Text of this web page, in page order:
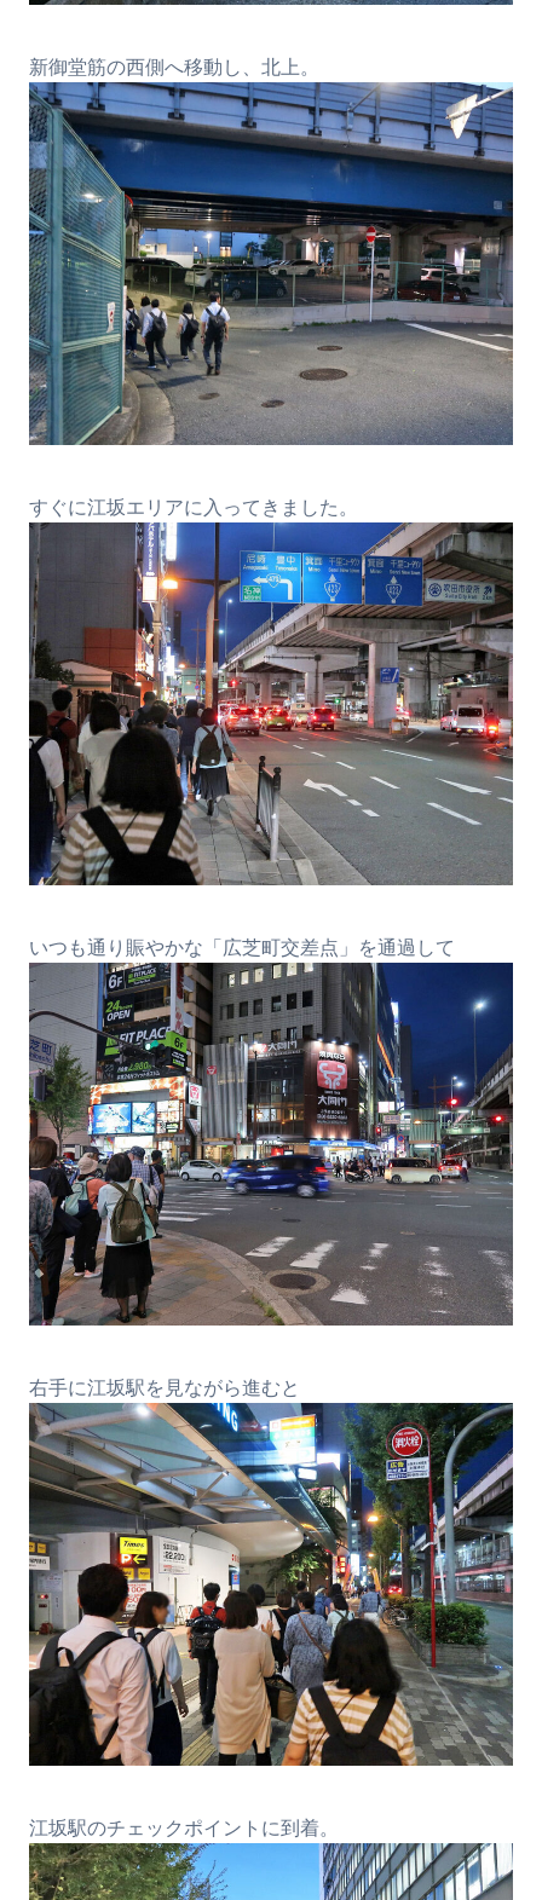
新御堂筋の西側へ移動し、北上。
すぐに江坂エリアに入ってきました。
いつも通り賑やかな「広芝町交差点」を通過して
右手に江坂駅を見ながら進むと
江坂駅のチェックポイントに到着。